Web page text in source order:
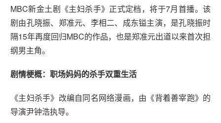
MBC新金土剧《主妇杀手》正式定档，将于7月首播。该
剧由孔晓振、郑准元、李相二、成东镒主演，是孔晓振时
隔15年再度回归MBC的作品，也是郑准元出道以来首次担
纲男主角。
剧情梗概：职场妈妈的杀手双重生活
《主妇杀手》改编自同名网络漫画，由《背着善宰跑》的
导演尹钟浩执导。